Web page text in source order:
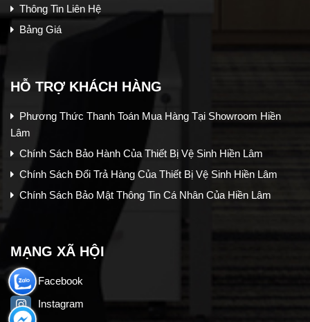
Thông Tin Liên Hệ
Bảng Giá
HỖ TRỢ KHÁCH HÀNG
Phương Thức Thanh Toán Mua Hàng Tại Showroom Hiền
Lâm
Chính Sách Bảo Hành Của Thiết Bị Vệ Sinh Hiền Lâm
Chính Sách Đổi Trả Hàng Của Thiết Bị Vệ Sinh Hiền Lâm
Chính Sách Bảo Mật Thông Tin Cá Nhân Của Hiền Lâm
MẠNG XÃ HỘI
Facebook
Instagram